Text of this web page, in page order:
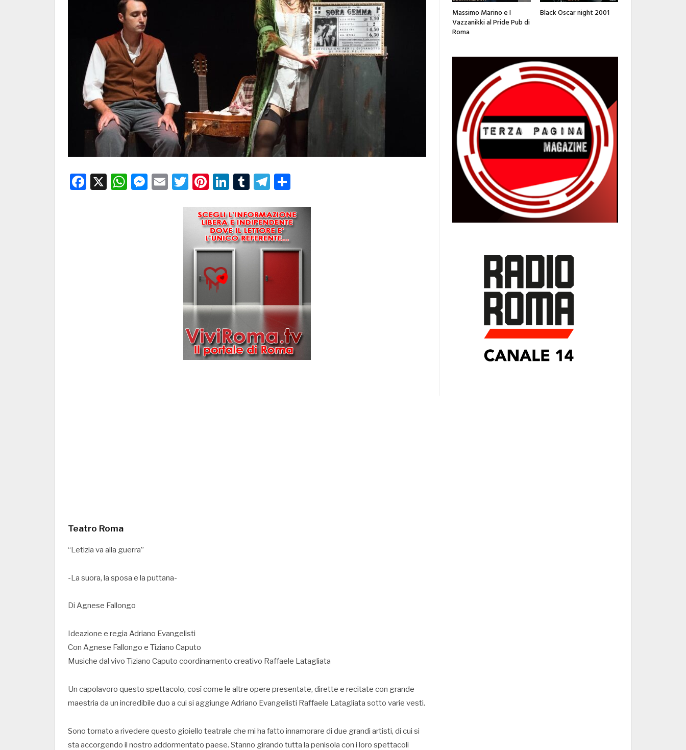
Facebook
X WhatsApp
Messenger
EmailTwitter
Pinterest
LinkedIn
TumblrTelegram
Teatro Roma
“Letizia va alla guerra”
-La suora, la sposa e la puttana-
Di Agnese Fallongo
Ideazione e regia Adriano Evangelisti
Con Agnese Fallongo e Tiziano Caputo
Musiche dal vivo Tiziano Caputo coordinamento creativo Raffaele Latagliata
Un capolavoro questo spettacolo, così come le altre opere presentate, dirette e recitate con grande
maestria da un incredibile duo a cui si aggiunge Adriano Evangelisti Raffaele Latagliata sotto varie vesti.
Sono tornato a rivedere questo gioiello teatrale che mi ha fatto innamorare di due grandi artisti, di cui si
sta accorgendo il nostro addormentato paese. Stanno girando tutta la penisola con i loro spettacoli
Massimo Marino e I
Vazzanikki al Pride Pub di
Roma
Black Oscar night 2001